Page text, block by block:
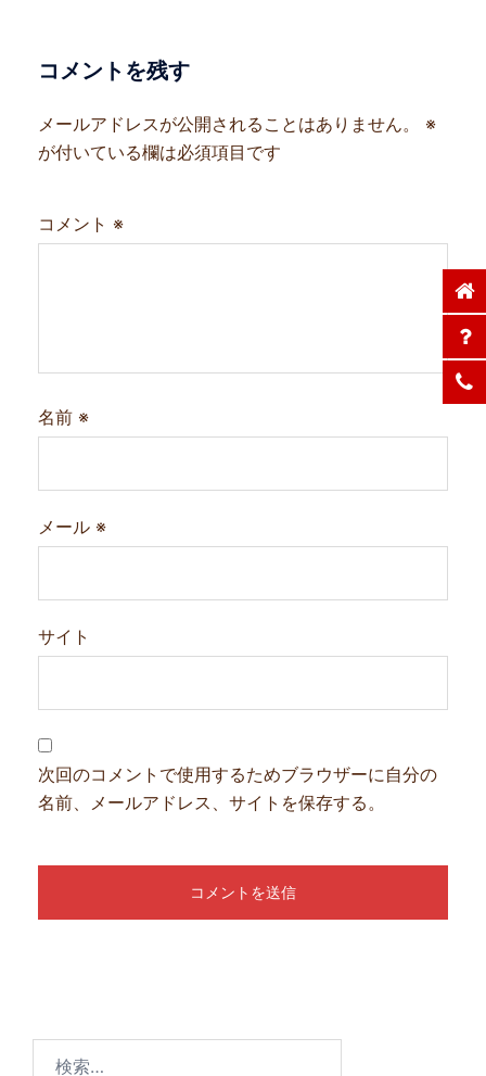
ョコメントを残す
メールアドレスが公開されることはありません。
※
が付いている欄は必須項目です
コメント ※
名前 ※
メール ※
サイト
次回のコメントで使用するためブラウザーに自分の
名前、メールアドレス、サイトを保存する。